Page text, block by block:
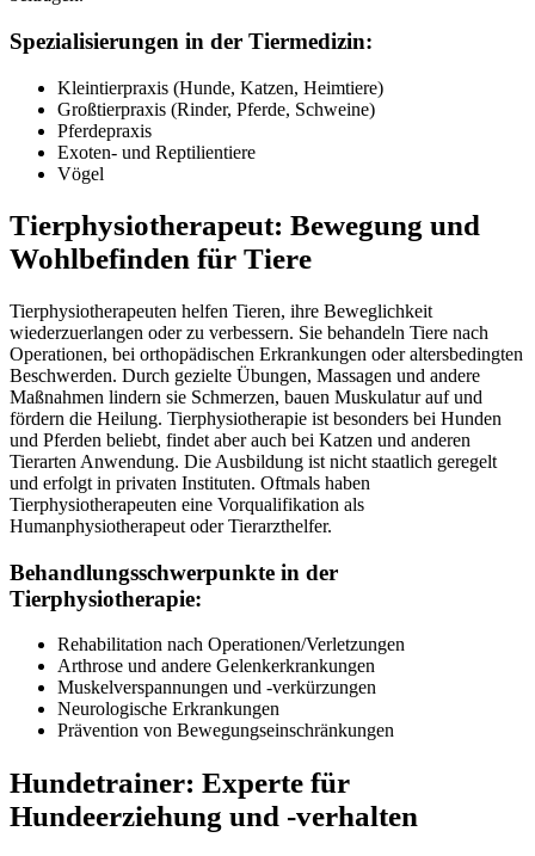
Spezialisierungen in der Tiermedizin:
Kleintierpraxis (Hunde, Katzen, Heimtiere)
Großtierpraxis (Rinder, Pferde, Schweine)
Pferdepraxis
Exoten- und Reptilientiere
Vögel
Tierphysiotherapeut: Bewegung und
Wohlbefinden für Tiere
Tierphysiotherapeuten helfen Tieren, ihre Beweglichkeit
wiederzuerlangen oder zu verbessern. Sie behandeln Tiere nach
Operationen, bei orthopädischen Erkrankungen oder altersbedingten
Beschwerden. Durch gezielte Übungen, Massagen und andere
Maßnahmen lindern sie Schmerzen, bauen Muskulatur auf und
fördern die Heilung. Tierphysiotherapie ist besonders bei Hunden
und Pferden beliebt, findet aber auch bei Katzen und anderen
Tierarten Anwendung. Die Ausbildung ist nicht staatlich geregelt
und erfolgt in privaten Instituten. Oftmals haben
Tierphysiotherapeuten eine Vorqualifikation als
Humanphysiotherapeut oder Tierarzthelfer.
Behandlungsschwerpunkte in der
Tierphysiotherapie:
Rehabilitation nach Operationen/Verletzungen
Arthrose und andere Gelenkerkrankungen
Muskelverspannungen und -verkürzungen
Neurologische Erkrankungen
Prävention von Bewegungseinschränkungen
Hundetrainer: Experte für
Hundeerziehung und -verhalten